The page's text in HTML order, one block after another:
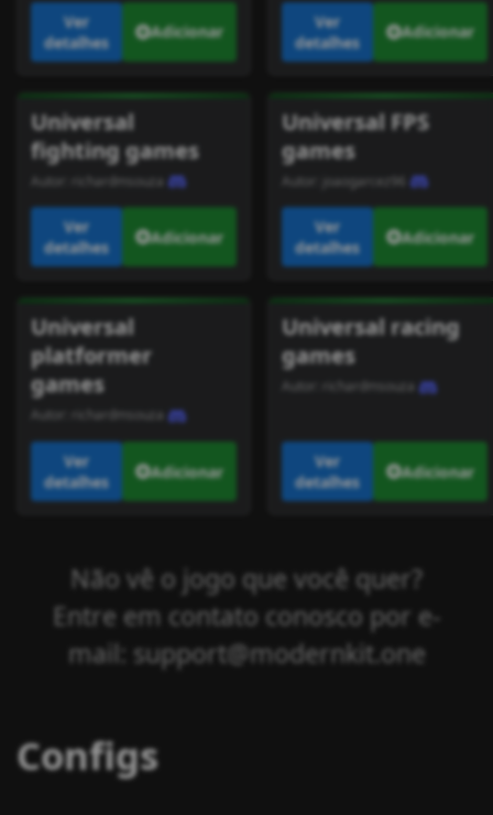
Ver
detalhes
Adicionar
Ver
detalhes
Adicionar
Universal
fighting games
Autor: richardmsouza
Ver
detalhes
Adicionar
Universal FPS
games
Autor: joaogarcez96
Ver
detalhes
Adicionar
Universal
platformer
games
Autor: richardmsouza
Ver
detalhes
Adicionar
Universal racing
games
Autor: richardmsouza
Ver
detalhes
Adicionar
Não vê o jogo que você quer?
Entre em contato conosco por e-
mail: support@modernkit.one
Configs